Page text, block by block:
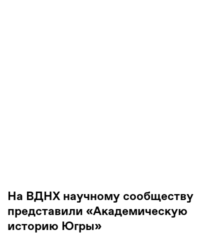
На ВДНХ научному сообществу
представили «Академическую
историю Югры»